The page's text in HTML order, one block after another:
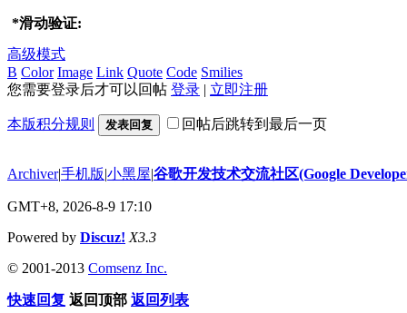
*滑动验证:
高级模式
B Color Image Link Quote Code Smilies
您需要登录后才可以回帖 登录 | 立即注册
本版积分规则 发表回复 回帖后跳转到最后一页
Archiver|手机版|小黑屋|谷歌开发技术交流社区(Google
GMT+8, 2026-8-9 17:10
Powered by Discuz! X3.3
© 2001-2013 Comsenz Inc.
快速回复 返回顶部 返回列表